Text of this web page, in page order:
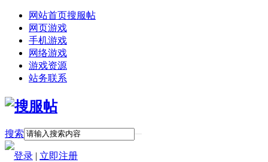
网站首页搜服帖
网页游戏
手机游戏
网络游戏
游戏资源
站务联系
搜索
登录 | 立即注册